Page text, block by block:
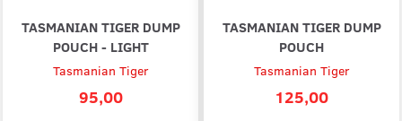
TASMANIAN TIGER DUMP
POUCH - LIGHT
Tasmanian Tiger
95,00
TASMANIAN TIGER DUMP
POUCH
Tasmanian Tiger
125,00